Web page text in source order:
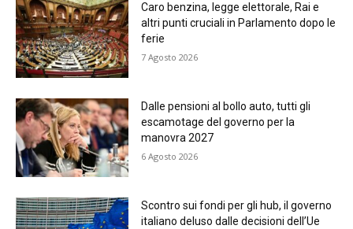
Caro benzina, legge elettorale, Rai e
altri punti cruciali in Parlamento dopo le
ferie
7 Agosto 2026
Dalle pensioni al bollo auto, tutti gli
escamotage del governo per la
manovra 2027
6 Agosto 2026
Scontro sui fondi per gli hub, il governo
italiano deluso dalle decisioni dell’Ue